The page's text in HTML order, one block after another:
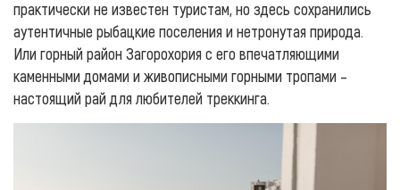
практически не известен туристам, но здесь сохранились
аутентичные рыбацкие поселения и нетронутая природа.
Или горный район Загорохория с его впечатляющими
каменными домами и живописными горными тропами –
настоящий рай для любителей треккинга.